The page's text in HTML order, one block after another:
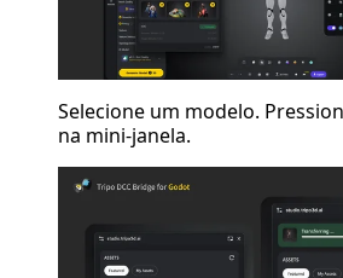
Selecione um modelo.
na mini-janela.